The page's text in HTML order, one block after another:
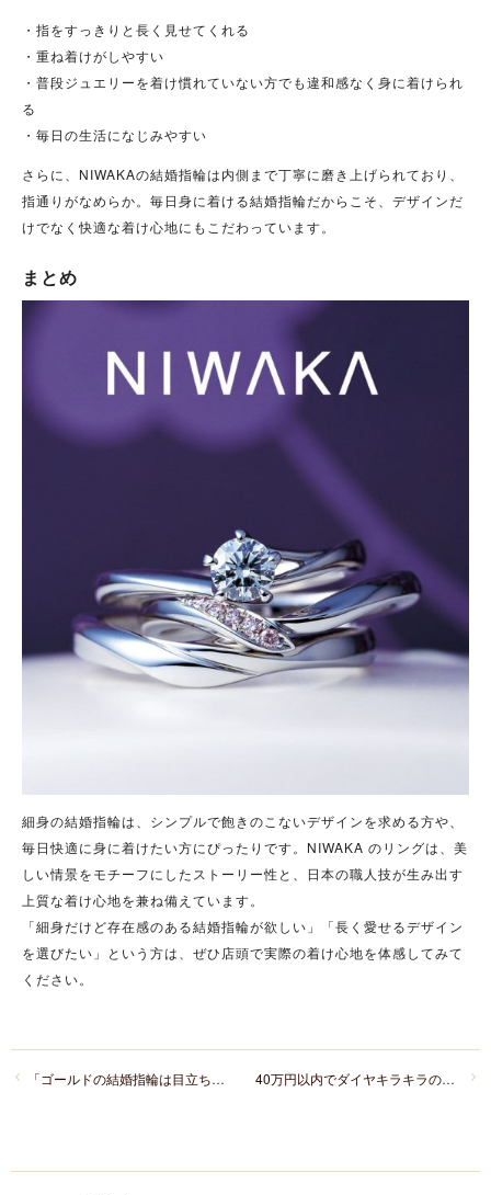
・指をすっきりと長く見せてくれる
・重ね着けがしやすい
・普段ジュエリーを着け慣れていない方でも違和感なく身に着けられ
る
・毎日の生活になじみやすい
さらに、NIWAKAの結婚指輪は内側まで丁寧に磨き上げられており、
指通りがなめらか。毎日身に着ける結婚指輪だからこそ、デザインだ
けでなく快適な着け心地にもこだわっています。
まとめ
細身の結婚指輪は、シンプルで飽きのこないデザインを求める方や、
毎日快適に身に着けたい方にぴったりです。 NIWAKA のリングは、美
しい情景をモチーフにしたストーリー性と、日本の職人技が生み出す
上質な着け心地を兼ね備えています。
「細身だけど存在感のある結婚指輪が欲しい」「長く愛せるデザイン
を選びたい」という方は、ぜひ店頭で実際の着け心地を体感してみて
ください。
40万円以内でダイヤキラキラの結婚指輪を選びたい方必見！今選べる華やかな結婚指輪5選
「ゴールドの結婚指輪は目立ちすぎる」は本当？実は意外となじむ人気の理由をご紹介